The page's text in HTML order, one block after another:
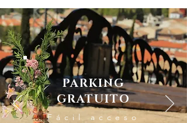
PARKING
GRATUITO
Fácil acceso